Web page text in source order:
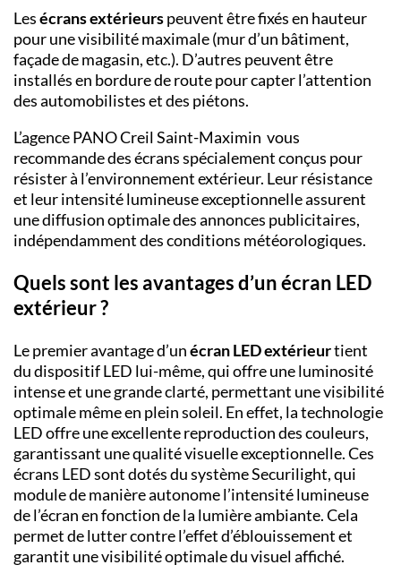
Lesécrans extérieurspeuvent être fixés en hauteur
pour une visibilité maximale (mur d’un bâtiment,
façade de magasin, etc.). D’autres peuvent être
installés en bordure de route pour capter l’attention
des automobilistes et des piétons.
L’agence PANO Creil Saint-Maximin vous
recommande des écrans spécialementconçus pour
résister à l’environnement extérieur. Leur résistance
et leur intensité lumineuse exceptionnelle assurent
une diffusion optimale des annonces publicitaires,
indépendamment des conditions météorologiques.
Quels sont les avantages d’un écran LED
extérieur ?
Le premier avantage d’unécran LED extérieurtient
du dispositif LED lui-même, qui offre une luminosité
intense et une grande clarté, permettant une visibilité
optimale même en plein soleil. En effet, la technologie
LED offre une excellente reproduction des couleurs,
garantissant une qualité visuelle exceptionnelle. Ces
écrans LED sont dotés du système Securilight, qui
module de manière autonome l’intensité lumineuse
de l’écran en fonction de la lumière ambiante. Cela
permet de lutter contre l’effet d’éblouissement et
garantit une visibilité optimale du visuel affiché.